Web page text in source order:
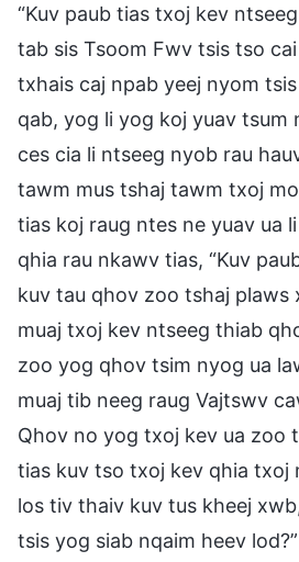
“Kuv paub tias txoj kev
tab sis Tsoom Fwv tsis tso
txhais caj npab yeej nyom
qab, yog li yog koj yuav tsum
ces cia li ntseeg nyob rau
tawm mus tshaj tawm txoj
tias koj raug ntes ne yuav ua
qhia rau nkawv tias, “Kuv
kuv tau qhov zoo tshaj plaws
muaj txoj kev ntseeg thiab
zoo yog qhov tsim nyog ua
muaj tib neeg raug Vajtswv
Qhov no yog txoj kev ua zoo
tias kuv tso txoj kev qhia txoj
los tiv thaiv kuv tus kheej
tsis yog siab nqaim heev